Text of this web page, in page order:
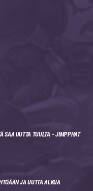
SAA UUTTA TUULTA – JIMPPHAT
JA UUTTA ALKUA